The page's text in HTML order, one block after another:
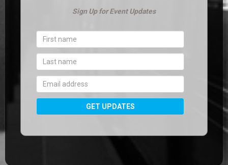
Sign Up for Event Updates